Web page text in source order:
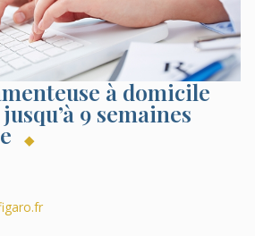
à domicile
9 semaines